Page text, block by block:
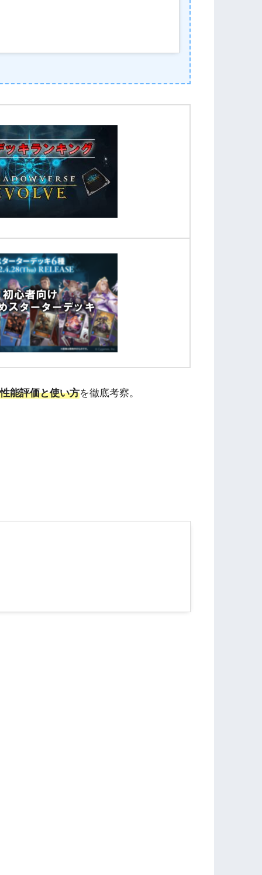
能評価と使い方を徹底考察。